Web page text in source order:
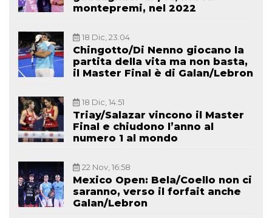
montepremi, nel 2022
18 Dic, 23:04
Chingotto/Di Nenno giocano la
partita della vita ma non basta,
il Master Final è di Galan/Lebron
18 Dic, 14:51
Triay/Salazar vincono il Master
Final e chiudono l’anno al
numero 1 al mondo
22 Nov, 16:58
Mexico Open: Bela/Coello non ci
saranno, verso il forfait anche
Galan/Lebron